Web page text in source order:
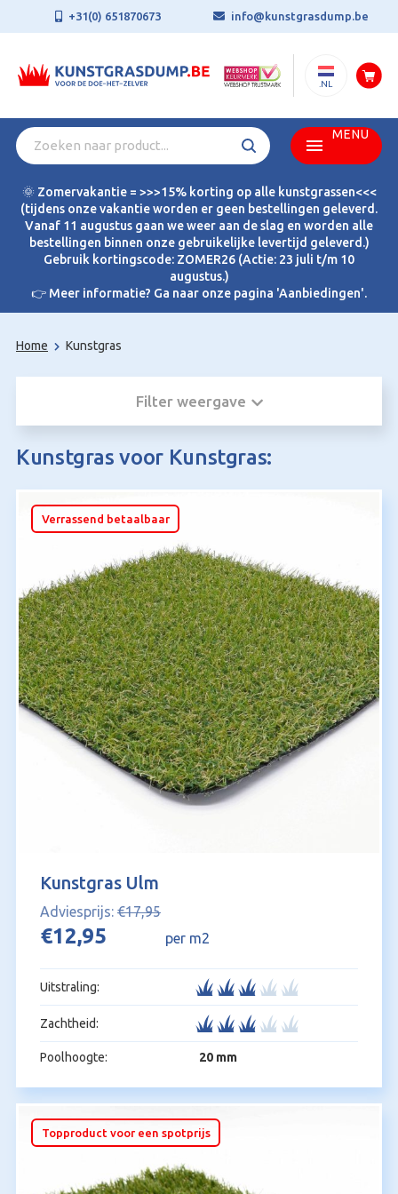
+31(0) 651870673 info@kunstgrasdump.be
.NL
MENU
🌞 Zomervakantie = >>>15% korting op alle kunstgrassen<<<
(tijdens onze vakantie worden er geen bestellingen geleverd.
Vanaf 11 augustus gaan we weer aan de slag en worden alle
bestellingen binnen onze gebruikelijke levertijd geleverd.)
Gebruik kortingscode: ZOMER26 (Actie: 23 juli t/m 10
augustus.)
👉 Meer informatie? Ga naar onze pagina 'Aanbiedingen'.
Home Kunstgras
Filter weergave
Kunstgras voor Kunstgras:
Verrassend betaalbaar
Kunstgras Ulm
€17,95
Oorspronkelijke
was:
€17,95.
€12,95 Huidige
€12,95.
per m2
Uitstraling:
Zachtheid:
Poolhoogte: 20 mm
Topproduct voor een spotprijs